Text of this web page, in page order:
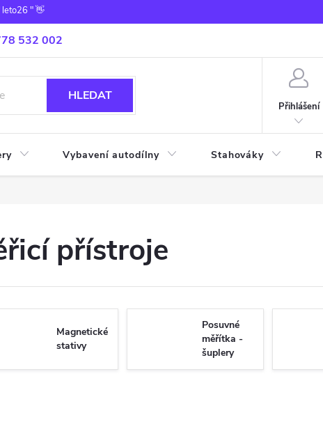
" 👋
532 002
HLEDAT
Přihlášení
Vybavení autodílny Stahováky
přístroje
Magnetické
stativy
Posuvné
měřítka -
šuplery